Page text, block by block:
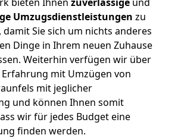
Umzugsdienstleistungen zu
Sie sich um nichts anderes
Dinge in Ihrem neuen Zuhause
Weiterhin verfügen wir über
mit Umzügen von
mit jeglicher
und können Ihnen somit
wir für jedes Budget eine
finden werden.